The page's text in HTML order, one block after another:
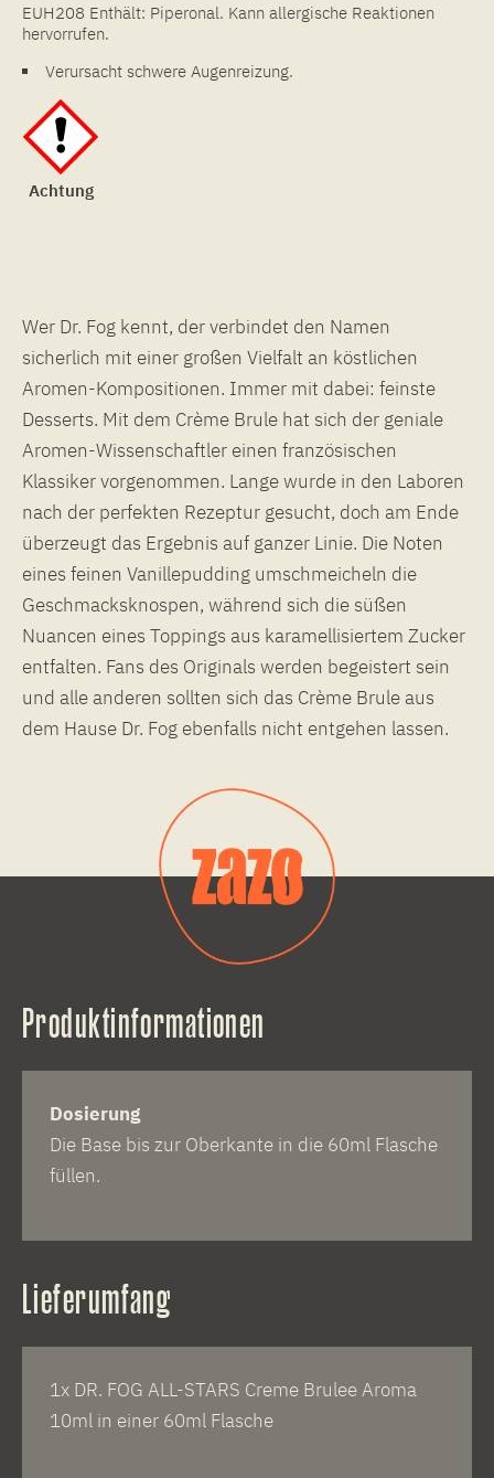
EUH208 Enthält: Piperonal. Kann allergische Reaktionen
hervorrufen.
Verursacht schwere Augenreizung.
Achtung
Wer Dr. Fog kennt, der verbindet den Namen
sicherlich mit einer großen Vielfalt an köstlichen
Aromen-Kompositionen. Immer mit dabei: feinste
Desserts. Mit dem Crème Brule hat sich der geniale
Aromen-Wissenschaftler einen französischen
Klassiker vorgenommen. Lange wurde in den Laboren
nach der perfekten Rezeptur gesucht, doch am Ende
überzeugt das Ergebnis auf ganzer Linie. Die Noten
eines feinen Vanillepudding umschmeicheln die
Geschmacksknospen, während sich die süßen
Nuancen eines Toppings aus karamellisiertem Zucker
entfalten. Fans des Originals werden begeistert sein
und alle anderen sollten sich das Crème Brule aus
dem Hause Dr. Fog ebenfalls nicht entgehen lassen.
Produktinformationen
Dosierung
Die Base bis zur Oberkante in die 60ml Flasche
füllen.
Lieferumfang
1x DR. FOG ALL-STARS Creme Brulee Aroma
10ml in einer 60ml Flasche